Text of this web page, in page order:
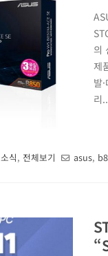
의
제
발
리
소식, 전체보기 asus,